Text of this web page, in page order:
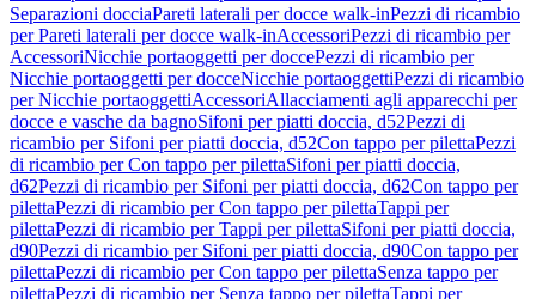
Separazioni docciaPareti laterali per docce walk-inPezzi di ricambio
per Pareti laterali per docce walk-inAccessoriPezzi di ricambio per
AccessoriNicchie portaoggetti per doccePezzi di ricambio per
Nicchie portaoggetti per docceNicchie portaoggettiPezzi di ricambio
per Nicchie portaoggettiAccessoriAllacciamenti agli apparecchi per
docce e vasche da bagnoSifoni per piatti doccia, d52Pezzi di
ricambio per Sifoni per piatti doccia, d52Con tappo per pilettaPezzi
di ricambio per Con tappo per pilettaSifoni per piatti doccia,
d62Pezzi di ricambio per Sifoni per piatti doccia, d62Con tappo per
pilettaPezzi di ricambio per Con tappo per pilettaTappi per
pilettaPezzi di ricambio per Tappi per pilettaSifoni per piatti doccia,
d90Pezzi di ricambio per Sifoni per piatti doccia, d90Con tappo per
pilettaPezzi di ricambio per Con tappo per pilettaSenza tappo per
pilettaPezzi di ricambio per Senza tappo per pilettaTappi per